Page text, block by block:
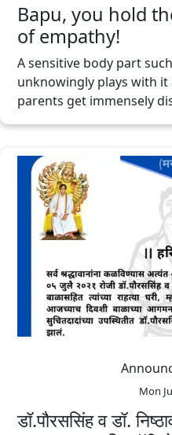
Bapu, you hold
of empathy!
A sensitive body part
unknowingly plays with it
parents get immensely
Mon
डॉ.पौरससिंह व डॉ.